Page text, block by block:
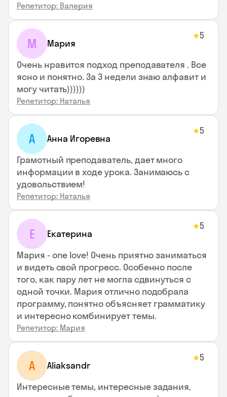
Репетитор: Валерия
М Мария
★5
Очень нравится подход преподавателя . Все
ясно и понятно. За 3 недели знаю алфавит и
могу читать))))))
Репетитор: Наталья
А Анна Игоревна
★5
Грамотный преподаватель, дает много
информации в ходе урока. Занимаюсь с
удовольствием!
Репетитор: Наталья
Е Екатерина
★5
Мария - one love! Очень приятно заниматься
и видеть свой прогресс. Особенно после
того, как пару лет не могла сдвинуться с
одной точки. Мария отлично подобрала
программу, понятно объясняет грамматику
и интересно комбинирует темы.
Репетитор: Мария
A Aliaksandr
★5
Интересные темы, интересные задания,